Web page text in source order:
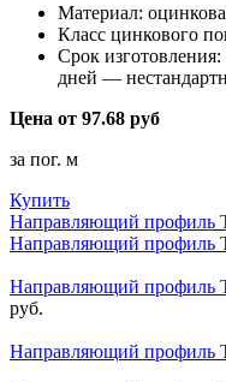
Материал:
Класс цинкового
Срок изготовления:
дней —
Цена от 97.68 руб
за пог. м
Купить
Направляющий профиль
Направляющий профиль
Направляющий профиль
руб.
Направляющий профиль